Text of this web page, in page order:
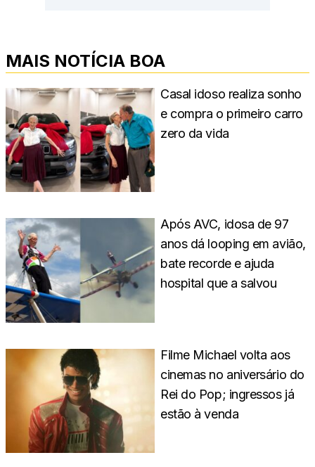
MAIS NOTÍCIA BOA
Casal idoso realiza sonho
e compra o primeiro carro
zero da vida
Após AVC, idosa de 97
anos dá looping em avião,
bate recorde e ajuda
hospital que a salvou
Filme Michael volta aos
cinemas no aniversário do
Rei do Pop; ingressos já
estão à venda